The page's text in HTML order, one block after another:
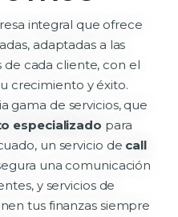
integral que ofrece
adaptadas a las
de cada cliente, con el
crecimiento y éxito.
gama de servicios, que
especializado para
un servicio de call
una comunicación
y servicios de
tus finanzas siempre